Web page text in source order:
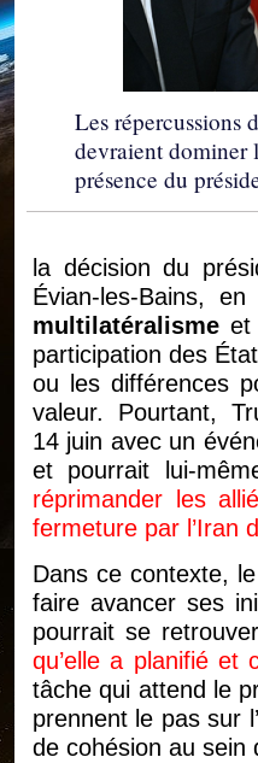
Les répercussions
devraient dominer
présence du
la décision du
Évian-les-Bains,
multilatéralisme et
participation des
ou les différences
valeur. Pourtant,
14 juin avec un
et pourrait lui-
réprimander les
fermeture par l’Iran
Dans ce contexte,
faire avancer ses
pourrait se
qu’elle a planifié et
tâche qui attend le
prennent le pas sur
de cohésion au sein